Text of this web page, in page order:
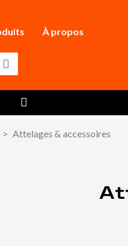
À propos
Attelages & accessoires